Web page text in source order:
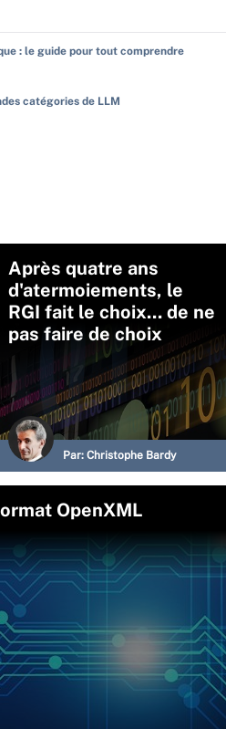
: le guide pour tout comprendre
catégories de LLM
Après quatre ans
d'atermoiements, le
RGI fait le choix... de ne
pas faire de choix
Par: Christophe Bardy
OpenXML